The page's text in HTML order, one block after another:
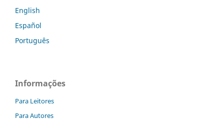
English
Español
Português
Informações
Para Leitores
Para Autores